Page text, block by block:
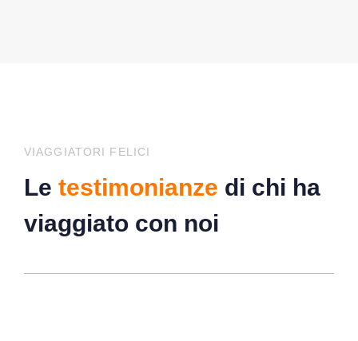
VIAGGIATORI FELICI
Le testimonianze di chi ha
viaggiato con noi